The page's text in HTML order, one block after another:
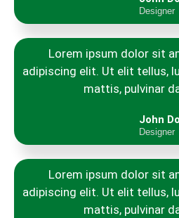
Designer
Lorem ipsum dolor sit
adipiscing elit. Ut elit tellus,
mattis, pulvinar
John
Designer
Lorem ipsum dolor sit
adipiscing elit. Ut elit tellus,
mattis, pulvinar